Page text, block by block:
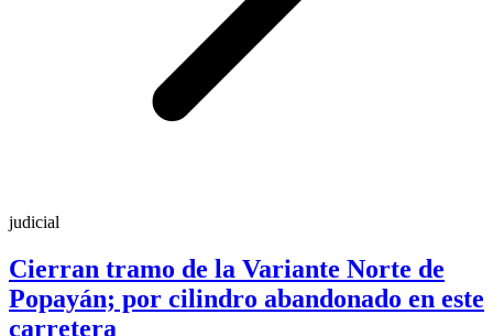
judicial
Cierran tramo de la Variante Norte de
Popayán; por cilindro abandonado en este
carretera